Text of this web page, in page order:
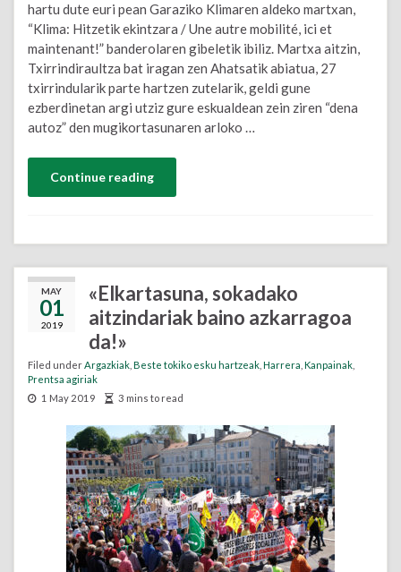
hartu dute euri pean Garaziko Klimaren aldeko martxan,
“Klima: Hitzetik ekintzara / Une autre mobilité, ici et
maintenant!” banderolaren gibeletik ibiliz. Martxa aitzin,
Txirrindiraultza bat iragan zen Ahatsatik abiatua, 27
txirrindularik parte hartzen zutelarik, geldi gune
ezberdinetan argi utziz gure eskualdean zein ziren “dena
autoz” den mugikortasunaren arloko …
Continue reading
MAY
01
2019
«Elkartasuna, sokadako
aitzindariak baino azkarragoa
da!»
Filed under Argazkiak Beste tokiko esku hartzeak Harrera Kanpainak
Prentsa agiriak
1 May 2019
3 mins to read